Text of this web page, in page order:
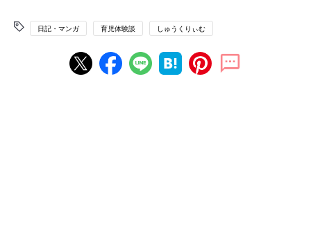
日記・マンガ 育児体験談 しゅうくりぃむ